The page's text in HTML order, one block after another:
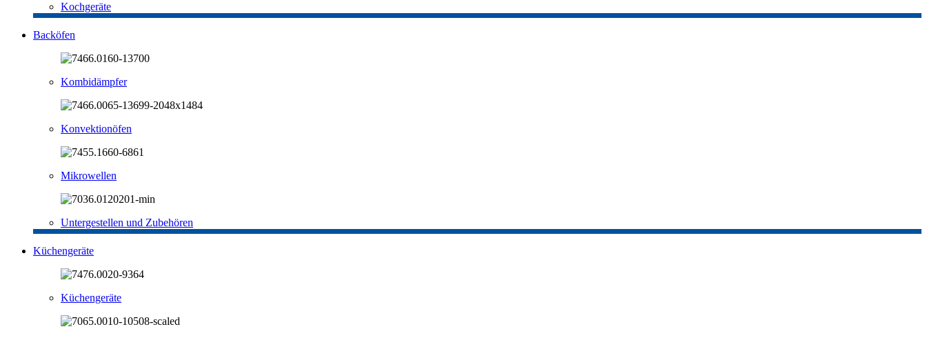
Kochgeräte
Backöfen
Kombidämpfer
Konvektionöfen
Mikrowellen
Untergestellen und Zubehören
Küchengeräte
Küchengeräte